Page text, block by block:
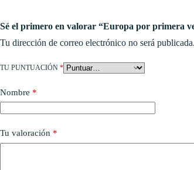
Sé el primero en valorar “Europa por primera
Tu dirección de correo electrónico no será publicada.
TU PUNTUACIÓN *
Nombre *
Tu valoración *